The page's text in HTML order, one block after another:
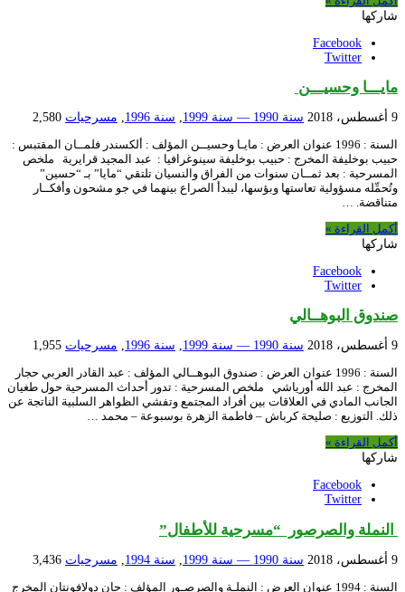
شاركها
Facebook
Twitter
مايـــا وحسيـــن
9 أغسطس، 2018 سنة 1990 — سنة 1999 , سنة 1996 , مسرحيات 2,580
السنة : 1996 عنوان العرض : مايـا وحسيــن المؤلف : ألكسندر فلمــان المقتبس :
حبيب بوخليفة المخرج : حبيب بوخليفة سينوغرافيا : عبد المجيد قرايرية ملخص
المسرحية : بعد ثمــان سنوات من الفراق والنسيان تلتقي “مايا” بـ “حسين”
وتُحمِّله مسؤولية تعاستها وبؤسها، ليبدأ الصراع بينهما في جو مشحون وأفكــار
متناقضة. …
أكمل القراءة »
شاركها
Facebook
Twitter
صندوق البوهــالي
9 أغسطس، 2018 سنة 1990 — سنة 1999 , سنة 1996 , مسرحيات 1,955
السنة : 1996 عنوان العرض : صندوق البوهــالي المؤلف : عبد القادر العربي حجار
المخرج : عبد الله أورياشي ملخص المسرحية : تدور أحداث المسرحية حول طغيان
الجانب المادي في العلاقات بين أفراد المجتمع وتفشي الظواهر السلبية الناتجة عن
ذلك. التوزيع : صليحة كرباش – فاطمة الزهرة بوسبوعة – محمد …
أكمل القراءة »
شاركها
Facebook
Twitter
النملة والصرصور “مسرحية للأطفال”
9 أغسطس، 2018 سنة 1990 — سنة 1999 سنة 1994 مسرحيات 3,436
السنة : 1994 عنوان العرض : النملـة والصرصـور المؤلف : جان دولافونتان المخرج